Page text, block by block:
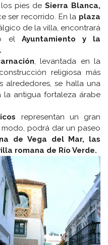
los pies deSierra Blanca,
ser recorrido. En la plaza
de la villa, encontrará
el Ayuntamiento y la
, levantada en la
religiosa más
alrededores, se halla una
la antigua fortaleza árabe
representan un gran
podrá dar un paseo
de Vega del Mar, las
romana de Río Verde.